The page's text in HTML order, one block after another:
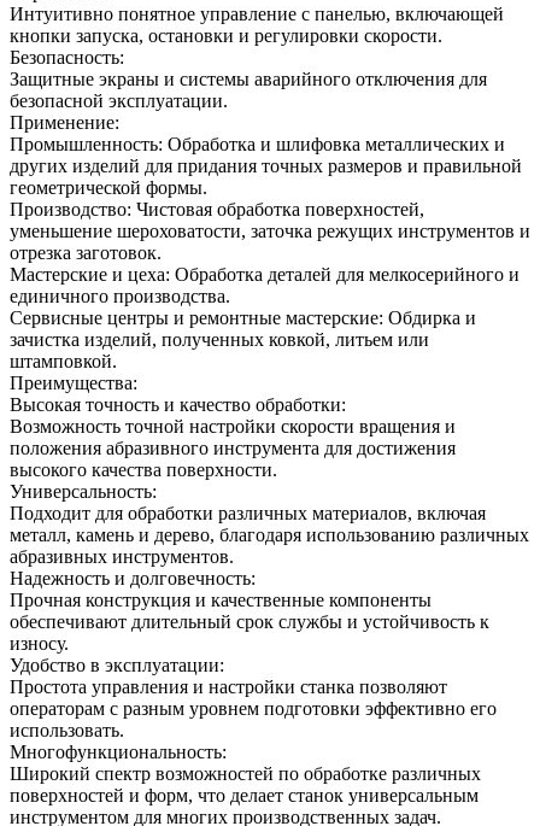
Интуитивно понятное управление с панелью, включающей
кнопки запуска, остановки и регулировки скорости.
Безопасность:
Защитные экраны и системы аварийного отключения для
безопасной эксплуатации.
Применение:
Промышленность: Обработка и шлифовка металлических и
других изделий для придания точных размеров и правильной
геометрической формы.
Производство: Чистовая обработка поверхностей,
уменьшение шероховатости, заточка режущих инструментов и
отрезка заготовок.
Мастерские и цеха: Обработка деталей для мелкосерийного и
единичного производства.
Сервисные центры и ремонтные мастерские: Обдирка и
зачистка изделий, полученных ковкой, литьем или
штамповкой.
Преимущества:
Высокая точность и качество обработки:
Возможность точной настройки скорости вращения и
положения абразивного инструмента для достижения
высокого качества поверхности.
Универсальность:
Подходит для обработки различных материалов, включая
металл, камень и дерево, благодаря использованию различных
абразивных инструментов.
Надежность и долговечность:
Прочная конструкция и качественные компоненты
обеспечивают длительный срок службы и устойчивость к
износу.
Удобство в эксплуатации:
Простота управления и настройки станка позволяют
операторам с разным уровнем подготовки эффективно его
использовать.
Многофункциональность:
Широкий спектр возможностей по обработке различных
поверхностей и форм, что делает станок универсальным
инструментом для многих производственных задач.